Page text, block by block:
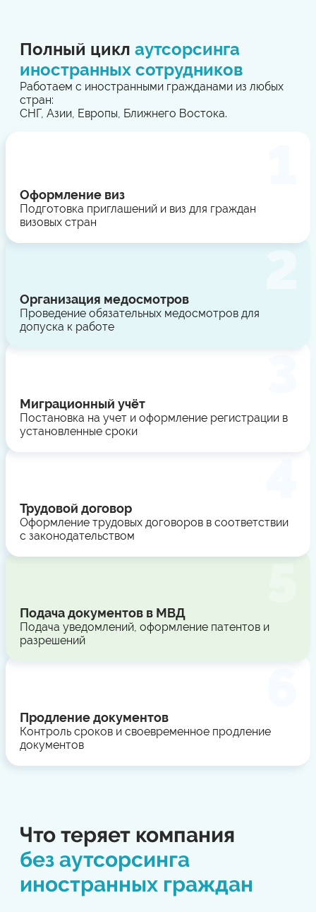
Полный цикл аутсорсинга
иностранных сотрудников
Работаем с иностранными гражданами из любых
стран:
СНГ, Азии, Европы, Ближнего Востока.
Оформление виз
Подготовка приглашений и виз для граждан
визовых стран
Организация медосмотров
Проведение обязательных медосмотров для
допуска к работе
Миграционный учёт
Постановка на учет и оформление регистрации в
установленные сроки
Трудовой договор
Оформление трудовых договоров в соответствии
с законодательством
Подача документов в МВД
Подача уведомлений, оформление патентов и
разрешений
Продление документов
Контроль сроков и своевременное продление
документов
Что теряет компания
без аутсорсинга
иностранных граждан